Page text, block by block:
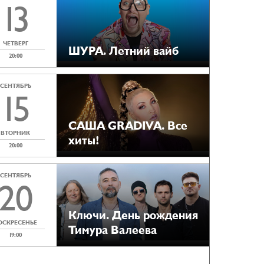
13
ЧЕТВЕРГ
20:00
ШУРА. Летний вайб
СЕНТЯБРЬ
15
ВТОРНИК
20:00
САША GRADIVA. Все
хиты!
СЕНТЯБРЬ
19:00
Ключи. День рождения
Тимура Валеева